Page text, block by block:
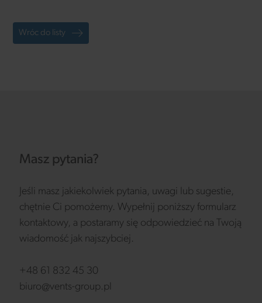
Wróc do listy
Masz pytania?
Jeśli masz jakiekolwiek pytania, uwagi lub sugestie,
chętnie Ci pomożemy. Wypełnij poniższy formularz
kontaktowy, a postaramy się odpowiedzieć na Twoją
wiadomość jak najszybciej.
+48 61 832 45 30
biuro@vents-group.pl